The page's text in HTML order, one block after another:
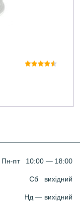
Пн-пт 10:00 — 18:00
Сб вихідний
Нд — вихідний